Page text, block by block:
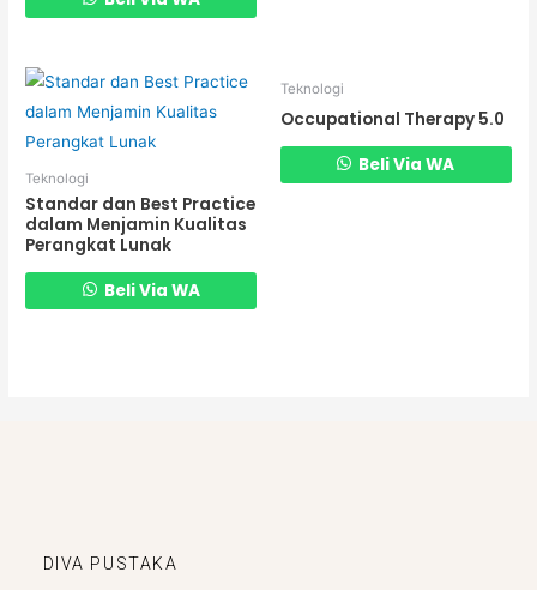
Teknologi
Standar dan Best Practice
dalam Menjamin Kualitas
Perangkat Lunak
Beli Via WA
Teknologi
Occupational Therapy 5.0
Beli Via WA
DIVA PUSTAKA